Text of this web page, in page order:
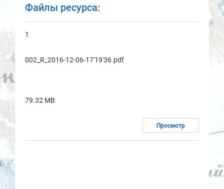
Файлы ресурса:
1
002_R_2016-12-06-17'19'36.pdf
79.32 MB
Просмотр